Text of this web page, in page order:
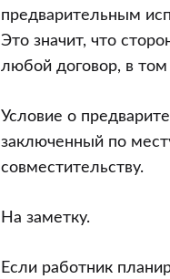
предварительным
Это значит, что
любой договор, в том
Условие о
заключенный по
совместительству.
На заметку.
Если работник